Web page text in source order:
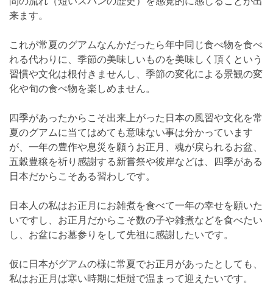
来ます。
これが常夏のグアムなんかだったら年中同じ食べ物を食べ
れる代わりに、季節の美味しいものを美味しく頂くという
習慣や文化は根付きませんし、季節の変化による景観の変
化や旬の食べ物を楽しめません。
四季があったからこそ出来上がった日本の風習や文化を常
夏のグアムに当てはめても意味ない事は分かっています
が、一年の豊作や息災を願うお正月、魂が戻られるお盆、
五穀豊穣を祈り感謝する新嘗祭や彼岸などは、四季がある
日本だからこそある習わしです。
日本人の私はお正月にお雑煮を食べて一年の幸せを願いた
いですし、お正月だからこそ数の子や雑煮などを食べたい
し、お盆にお墓参りをして先祖に感謝したいです。
仮に日本がグアムの様に常夏でお正月があったとしても、
私はお正月は寒い時期に炬燵で温まって迎えたいです。